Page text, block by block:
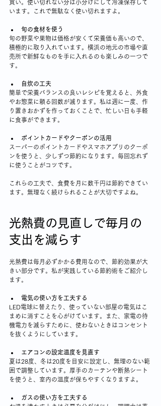
買い。使い切れない分は小分けにして冷凍保存して
います。これで無駄なく使い切れますよ。
旬の食材を使う
旬の野菜や果物は価格が安くて栄養価も高いので、
積極的に取り入れています。横浜の地元の市場や直
売所で新鮮なものを手に入れるのも楽しみの一つで
す。
自炊の工夫
簡単で栄養バランスの良いレシピを覚えると、外食
やお惣菜に頼る回数が減ります。私は週に一度、作
り置きおかずを作っておくことで、忙しい日も手軽
に食事ができます。
ポイントカードやクーポンの活用
スーパーのポイントカードやスマホアプリのクーポ
ンを使うと、少しずつ節約になります。毎回忘れず
に使うことがコツです。
これらの工夫で、食費を月に数千円は節約できてい
ます。無理なく続けられることが大切ですよね。
光熱費の見直しで毎月の
支出を減らす
光熱費は毎月必ずかかる費用なので、節約効果が大
きい部分です。私が実践している節約術をご紹介し
ます。
電気の使い方を工夫する
LED電球に替えたり、使っていない部屋の電気はこ
まめに消すことを心がけています。また、家電の待
機電力を減らすために、使わないときはコンセント
を抜くようにしています。
エアコンの設定温度を見直す
夏は28度、冬は20度を目安に設定し、無理のない範
囲で調整しています。厚手のカーテンや断熱シート
を使うと、室内の温度が保ちやすくなりますよ。
ガスの使い方を工夫する